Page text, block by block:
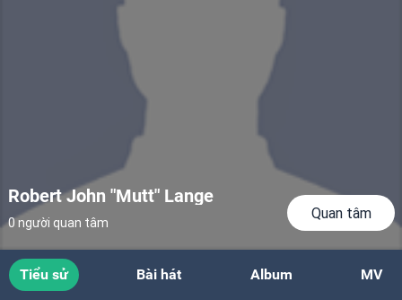
Robert John "Mutt" Lange
0 người quan tâm
Quan tâm
Tiểu sử Bài hát Album MV